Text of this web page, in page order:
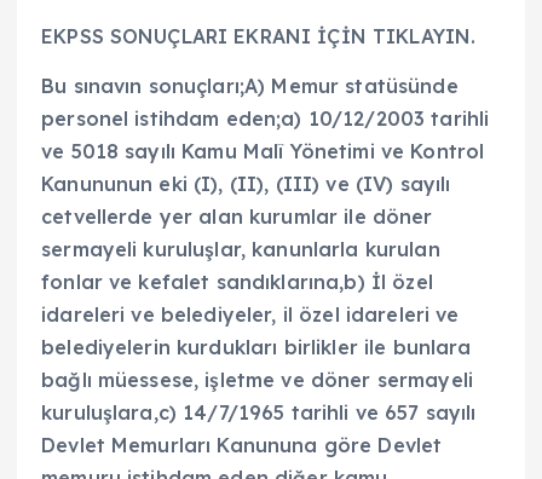
EKPSS SONUÇLARI EKRANI İÇİN TIKLAYIN.
Bu sınavın sonuçları;A) Memur statüsünde
personel istihdam eden;a) 10/12/2003 tarihli
ve 5018 sayılı Kamu Malî Yönetimi ve Kontrol
Kanununun eki (I), (II), (III) ve (IV) sayılı
cetvellerde yer alan kurumlar ile döner
sermayeli kuruluşlar, kanunlarla kurulan
fonlar ve kefalet sandıklarına,b) İl özel
idareleri ve belediyeler, il özel idareleri ve
belediyelerin kurdukları birlikler ile bunlara
bağlı müessese, işletme ve döner sermayeli
kuruluşlara,c) 14/7/1965 tarihli ve 657 sayılı
Devlet Memurları Kanununa göre Devlet